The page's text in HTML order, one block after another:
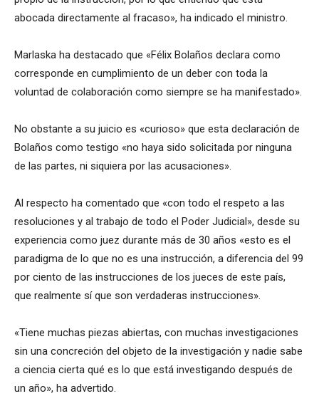
abocada directamente al fracaso», ha indicado el ministro.
Marlaska ha destacado que «Félix Bolaños declara como
corresponde en cumplimiento de un deber con toda la
voluntad de colaboración como siempre se ha manifestado».
No obstante a su juicio es «curioso» que esta declaración de
Bolaños como testigo «no haya sido solicitada por ninguna
de las partes, ni siquiera por las acusaciones».
Al respecto ha comentado que «con todo el respeto a las
resoluciones y al trabajo de todo el Poder Judicial», desde su
experiencia como juez durante más de 30 años «esto es el
paradigma de lo que no es una instrucción, a diferencia del 99
por ciento de las instrucciones de los jueces de este país,
que realmente sí que son verdaderas instrucciones».
«Tiene muchas piezas abiertas, con muchas investigaciones
sin una concreción del objeto de la investigación y nadie sabe
a ciencia cierta qué es lo que está investigando después de
un año», ha advertido.